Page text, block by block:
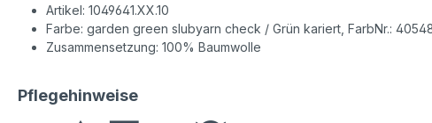
Artikel: 1049641.XX.10
Farbe: garden green slubyarn check / Grün kariert, FarbNr.:
Zusammensetzung: 100% Baumwolle
Pflegehinweise